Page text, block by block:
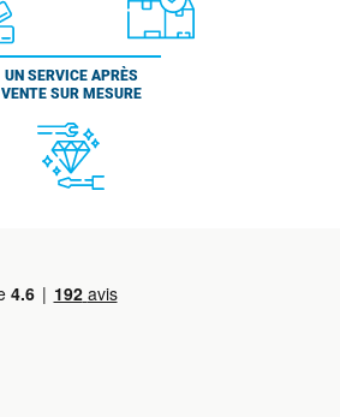
UN SERVICE APRÈS
VENTE SUR MESURE